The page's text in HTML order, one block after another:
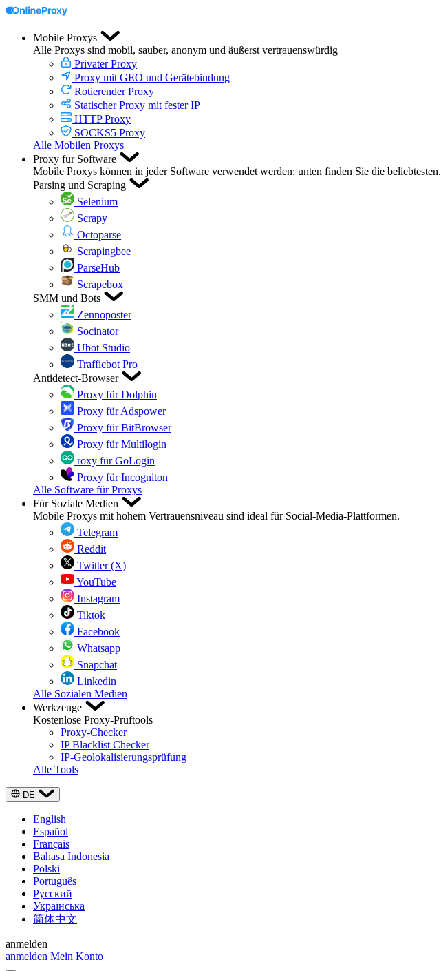
Mobile Proxys
Alle Proxys sind mobil, sauber, anonym und äußerst vertrauenswürdig
Privater Proxy
Proxy mit GEO und Gerätebindung
Rotierender Proxy
Statischer Proxy mit fester IP
HTTP Proxy
SOCKS5 Proxy
Alle Mobilen Proxys
Proxy für Software
Mobile Proxys können in jeder Software verwendet werden; unten finden Sie die beliebtesten.
Parsing und Scraping
Selenium
Scrapy
Octoparse
Scrapingbee
ParseHub
Scrapebox
SMM und Bots
Zennoposter
Socinator
Ubot Studio
Trafficbot Pro
Antidetect-Browser
Proxy für Dolphin
Proxy für Adspower
Proxy für BitBrowser
Proxy für Multilogin
roxy für GoLogin
Proxy für Incogniton
Alle Software für Proxys
Für Soziale Medien
Mobile Proxys mit hohem Vertrauensniveau sind ideal für Social-Media-Plattformen.
Telegram
Reddit
Twitter (X)
YouTube
Instagram
Tiktok
Facebook
Whatsapp
Snapchat
Linkedin
Alle Sozialen Medien
Werkzeuge
Kostenlose Proxy-Prüftools
Proxy-Checker
IP Blacklist Checker
IP-Geolokalisierungsprüfung
Alle Tools
DE
English
Español
Français
Bahasa Indonesia
Polski
Português
Русский
Українська
简体中文
anmelden
anmelden Mein Konto